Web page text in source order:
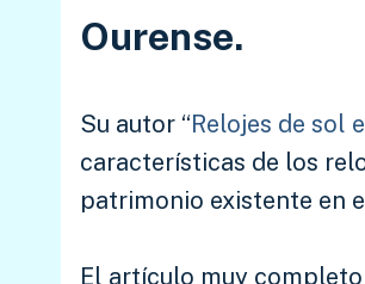
Ourense.
Su autor “Relojes de sol
características de los
patrimonio existente en
El artículo muy